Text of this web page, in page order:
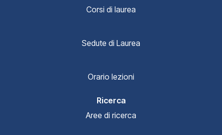
Corsi di laurea
Sedute di Laurea
Orario lezioni
Ricerca
Aree di ricerca